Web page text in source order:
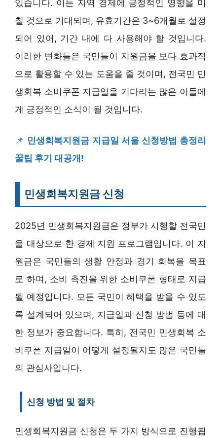
있습니다. 이는 지역 경제에 긍정적인 영향을 미
칠 것으로 기대되며, 유효기간은 3~6개월로 설정
되어 있어, 기간 내에 다 사용해야 할 것입니다.
이러한 변화들은 국민들이 지원금을 보다 효과적
으로 활용할 수 있는 도움을 줄 것이며, 전국민 민
생회복 소비쿠폰 지급일을 기다리는 많은 이들에
게 긍정적인 소식이 될 것입니다.
📌 민생회복지원금 지급일 서울 신청방법 총정리
꿀팁 후기 대공개!
민생회복지원금 신청
2025년 민생회복지원금은 정부가 시행할 전국민
을 대상으로 한 경제 지원 프로그램입니다. 이 지
원금은 국민들의 생활 안정과 경기 회복을 목표
로 하며, 소비 촉진을 위한 소비쿠폰 형태로 지급
될 예정입니다. 모든 국민이 혜택을 받을 수 있도
록 설계되어 있으며, 지급일과 신청 방법 등에 대
한 정보가 중요합니다. 특히, 전국민 민생회복 소
비쿠폰 지급일이 어떻게 설정될지도 많은 국민들
의 관심사입니다.
신청 방법 및 절차
민생회복지원금 신청은 두 가지 방식으로 진행됩